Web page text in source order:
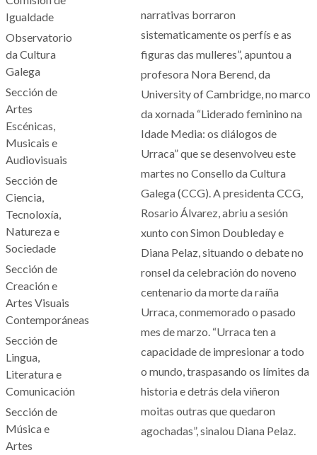
Igualdade
Observatorio
da Cultura
Galega
Sección de
Artes
Escénicas,
Musicais e
Audiovisuais
Sección de
Ciencia,
Tecnoloxía,
Natureza e
Sociedade
Sección de
Creación e
Artes Visuais
Contemporáneas
Sección de
Lingua,
Literatura e
Comunicación
Sección de
Música e
Artes
narrativas borraron
sistematicamente os perfís e as
figuras das mulleres”, apuntou a
profesora Nora Berend, da
University of Cambridge, no marco
da xornada “Liderado feminino na
Idade Media: os diálogos de
Urraca” que se desenvolveu este
martes no Consello da Cultura
Galega (CCG). A presidenta CCG,
Rosario Álvarez, abriu a sesión
xunto con Simon Doubleday e
Diana Pelaz, situando o debate no
ronsel da celebración do noveno
centenario da morte da raíña
Urraca, conmemorado o pasado
mes de marzo. “Urraca ten a
capacidade de impresionar a todo
o mundo, traspasando os límites da
historia e detrás dela viñeron
moitas outras que quedaron
agochadas”, sinalou Diana Pelaz.